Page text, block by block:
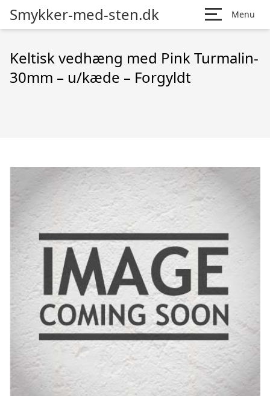
Smykker-med-sten.dk Menu
Keltisk vedhæng med Pink Turmalin-
30mm – u/kæde – Forgyldt